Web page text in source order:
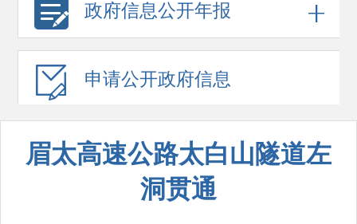
政府信息公开年报
申请公开政府信息
眉太高速公路太白山隧道左
洞贯通